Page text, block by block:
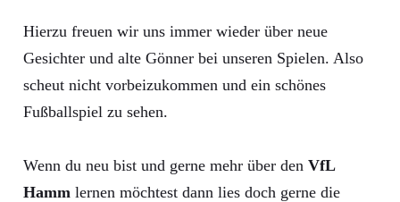
Hierzu freuen wir uns immer wieder über neue
Gesichter und alte Gönner bei unseren Spielen. Also
scheut nicht vorbeizukommen und ein schönes
Fußballspiel zu sehen.
Wenn du neu bist und gerne mehr über den VfL
Hamm lernen möchtest dann lies doch gerne die